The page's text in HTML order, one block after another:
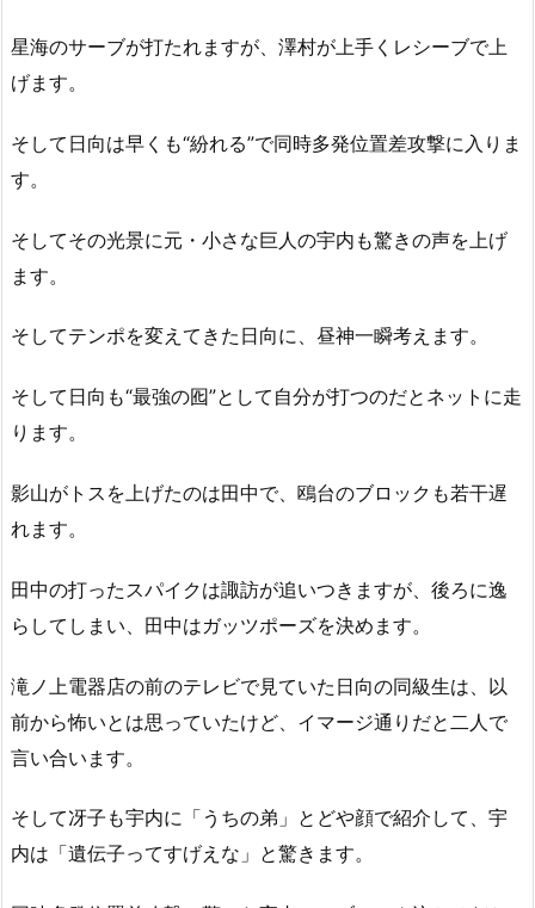
星海のサーブが打たれますが、澤村が上手くレシーブで上
げます。
そして日向は早くも“紛れる”で同時多発位置差攻撃に入りま
す。
そしてその光景に元・小さな巨人の宇内も驚きの声を上げ
ます。
そしてテンポを変えてきた日向に、昼神一瞬考えます。
そして日向も“最強の囮”として自分が打つのだとネットに走
ります。
影山がトスを上げたのは田中で、鴎台のブロックも若干遅
れます。
田中の打ったスパイクは諏訪が追いつきますが、後ろに逸
らしてしまい、田中はガッツポーズを決めます。
滝ノ上電器店の前のテレビで見ていた日向の同級生は、以
前から怖いとは思っていたけど、イマージ通りだと二人で
言い合います。
そして冴子も宇内に「うちの弟」とどや顔で紹介して、宇
内は「遺伝子ってすげえな」と驚きます。